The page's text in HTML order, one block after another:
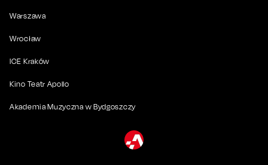
Warszawa
Wrocław
ICE Kraków
Kino Teatr Apollo
Akademia Muzyczna w Bydgoszczy